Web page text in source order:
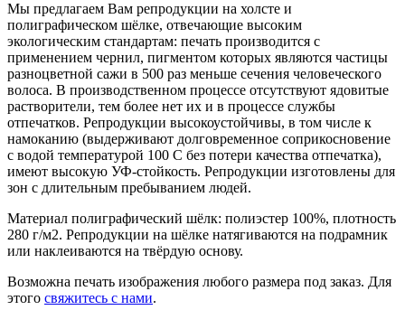
Мы предлагаем Вам репродукции на холсте и
полиграфическом шёлке, отвечающие высоким
экологическим стандартам: печать производится с
применением чернил, пигментом которых являются частицы
разноцветной сажи в 500 раз меньше сечения человеческого
волоса. В производственном процессе отсутствуют ядовитые
растворители, тем более нет их и в процессе службы
отпечатков. Репродукции высокоустойчивы, в том числе к
намоканию (выдерживают долговременное соприкосновение
с водой температурой 100 С без потери качества отпечатка),
имеют высокую УФ-стойкость. Репродукции изготовлены для
зон с длительным пребыванием людей.
Материал полиграфический шёлк: полиэстер 100%, плотность
280 г/м2. Репродукции на шёлке натягиваются на подрамник
или наклеиваются на твёрдую основу.
Возможна печать изображения любого размера под заказ. Для
этого свяжитесь с нами.